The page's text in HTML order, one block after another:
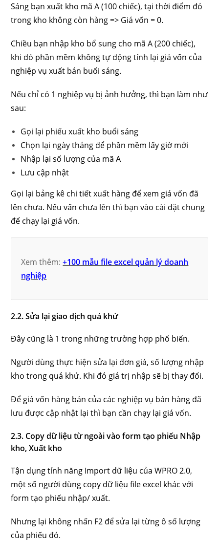
Sáng bạn xuất kho mã A (100 chiếc), tại thời điểm đó
trong kho không còn hàng => Giá vốn = 0.
Chiều bạn nhập kho bổ sung cho mã A (200 chiếc),
khi đó phần mềm không tự động tính lại giá vốn của
nghiệp vụ xuất bán buổi sáng.
Nếu chỉ có 1 nghiệp vụ bị ảnh hưởng, thì bạn làm như
sau:
Gọi lại phiếu xuất kho buổi sáng
Chọn lại ngày tháng để phần mềm lấy giờ mới
Nhập lại số lượng của mã A
Lưu cập nhật
Gọi lại bảng kê chi tiết xuất hàng để xem giá vốn đã
lên chưa. Nếu vấn chưa lên thì bạn vào cài đặt chung
để chạy lại giá vốn.
Xem thêm:+100 mẫu file excel quản lý doanh
nghiệp
2.2. Sửa lại giao dịch quá khứ
Đây cũng là 1 trong những trường hợp phổ biến.
Người dùng thực hiện sửa lại đơn giá, số lượng nhập
kho trong quá khứ. Khi đó giá trị nhập sẽ bị thay đổi.
Để giá vốn hàng bán của các nghiệp vụ bán hàng đã
lưu được cập nhật lại thì bạn cần chạy lại giá vốn.
2.3. Copy dữ liệu từ ngoài vào form tạo phiếu Nhập
kho, Xuất kho
Tận dụng tính năng Import dữ liệu của WPRO 2.0,
một số người dùng copy dữ liệu file excel khác với
form tạo phiếu nhập/ xuất.
Nhưng lại không nhấn F2 để sửa lại từng ô số lượng
của phiếu đó.